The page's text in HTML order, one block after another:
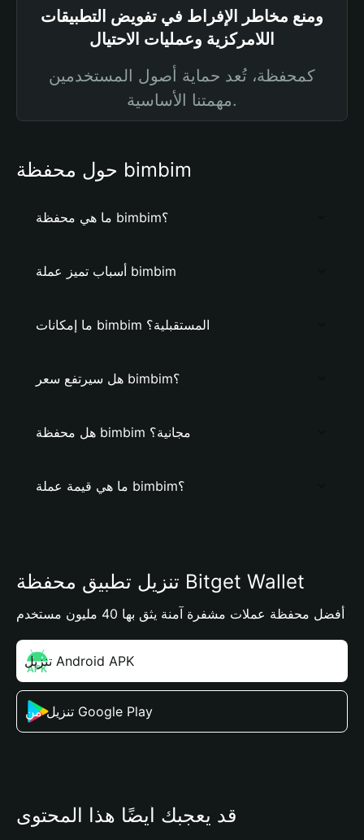
ومنع مخاطر الإفراط في تفويض التطبيقات
اللامركزية وعمليات الاحتيال
كمحفظة، تُعد حماية أصول المستخدمين
مهمتنا الأساسية.
حول محفظة bimbim
ما هي محفظة bimbim؟
أسباب تميز عملة bimbim
ما إمكانات bimbim المستقبلية؟
هل سيرتفع سعر bimbim؟
هل محفظة bimbim مجانية؟
ما هي قيمة عملة bimbim؟
تنزيل تطبيق محفظة Bitget Wallet
أفضل محفظة عملات مشفرة آمنة يثق بها 40 مليون مستخدم
تنزيل Android APK
تنزيل من Google Play
قد يعجبك أيضًا هذا المحتوى